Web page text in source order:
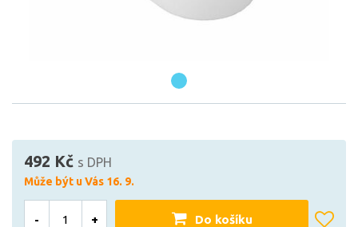
492 Kč s DPH
Může být u Vás 16. 9.
- + Do košíku